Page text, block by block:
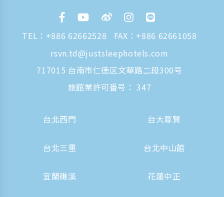
TEL： +886 62662528
FAX：+886 62661058
rsvn.td@justsleephotels.com
717015 台南市仁徳区文華路二段300号
旅館業許可番号： 347
台北西門 台大尊賢
台北三重 台北中山館
宜蘭礁溪 花蓮中正